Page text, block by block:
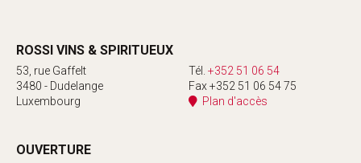
ROSSI VINS & SPIRITUEUX
53, rue Gaffelt
3480 - Dudelange
Luxembourg
Tél. +352 51 06 54
Fax +352 51 06 54 75
Plan d'accès
OUVERTURE